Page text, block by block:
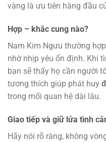
vàng là ưu tiên hàng đầu
Hợp – khắc cung nào?
Nam Kim Ngưu thường
nhờ nhịp yêu ổn định. Khi
bạn sẽ thấy họ cần người
tương thích giúp phát huy
trong mối quan hệ dài lâu.
Giao tiếp và giữ lửa tình
Hãy nói rõ ràng, không